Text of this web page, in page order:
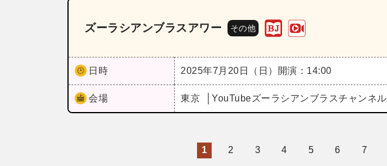
ズーラシアンブラスアワー その他
日時 2025年7月20日（日） 開演：14:00
会場 東京 YouTubeズーラシアンブラスチャンネル
1 2 3 4 5 6 7